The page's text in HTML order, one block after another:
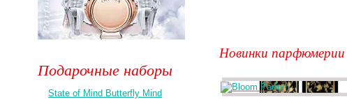
Новинки парфюмерии
Подарочные наборы
State of Mind Butterfly Mind